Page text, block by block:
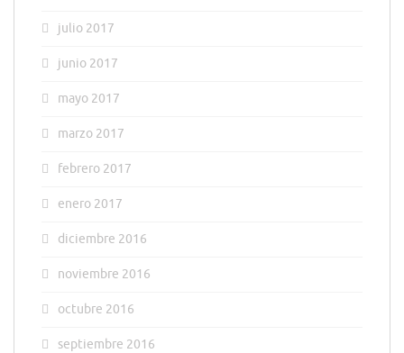
julio 2017
junio 2017
mayo 2017
marzo 2017
febrero 2017
enero 2017
diciembre 2016
noviembre 2016
octubre 2016
septiembre 2016